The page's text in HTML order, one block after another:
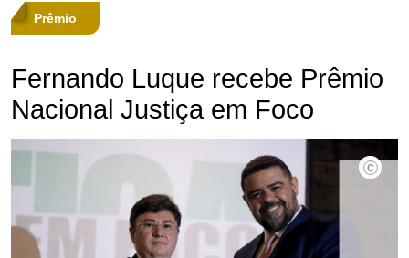
Prêmio
Fernando Luque recebe Prêmio
Nacional Justiça em Foco
José